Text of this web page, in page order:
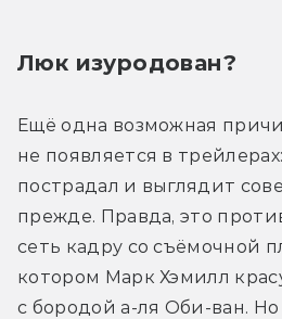
Люк изуродован?
Ещё одна возможная
не появляется в
пострадал и выглядит
прежде. Правда, это
сеть кадру со съёмочной
котором Марк Хэмилл
с бородой а-ля Оби-ван.